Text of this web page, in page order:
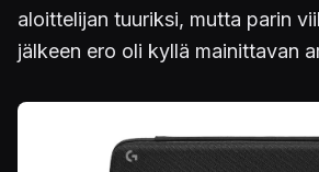
aloittelijan tuuriksi, mutta parin
jälkeen ero oli kyllä mainittavan
Kuva